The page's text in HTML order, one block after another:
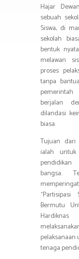
Hajar
sebuah
Siswa, di
sekolah
bentuk
melawan
proses
tanpa
berjalan
dilandasi
biasa.
Tujuan dari
ialah untuk
bangsa.
Bermutu
tenaga